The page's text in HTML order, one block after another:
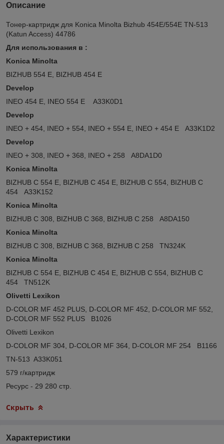
Описание
Тонер-картридж для Konica Minolta Bizhub 454E/554E TN-513
(Katun Access) 44786
Для использования в :
Konica Minolta​
BIZHUB 554 E, BIZHUB 454 E
Develop
INEO 454 E, INEO 554 E A33K0D1
Develop
INEO + 454, INEO + 554, INEO + 554 E, INEO + 454 E A33K1D2
Develop
INEO + 308, INEO + 368, INEO + 258 A8DA1D0
Konica Minolta
BIZHUB C 554 E, BIZHUB C 454 E, BIZHUB C 554, BIZHUB C
454 A33K152
Konica Minolta
BIZHUB C 308, BIZHUB C 368, BIZHUB C 258 A8DA150
Konica Minolta
BIZHUB C 308, BIZHUB C 368, BIZHUB C 258 TN324K
Konica Minolta
BIZHUB C 554 E, BIZHUB C 454 E, BIZHUB C 554, BIZHUB C
454 TN512K
Olivetti Lexikon
D-COLOR MF 452 PLUS, D-COLOR MF 452, D-COLOR MF 552,
D-COLOR MF 552 PLUS B1026
Olivetti Lexikon
D-COLOR MF 304, D-COLOR MF 364, D-COLOR MF 254 B1166
TN-513 A33K051
579 г/картридж
Ресурс - 29 280 стр.
Скрыть
Характеристики